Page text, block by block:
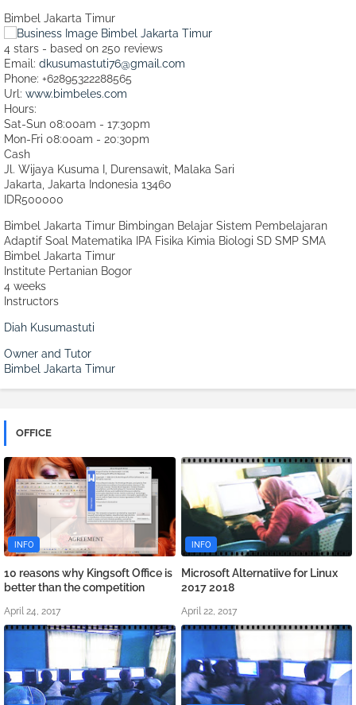
Bimbel Jakarta Timur
4 stars - based on 250 reviews
Email: dkusumastuti76@gmail.com
Phone: +62895322288565
Url: www.bimbeles.com
Hours:
Sat-Sun 08:00am - 17:30pm
Mon-Fri 08:00am - 20:30pm
Cash
Jl. Wijaya Kusuma I, Durensawit, Malaka Sari
Jakarta, Jakarta Indonesia 13460
IDR500000
Bimbel Jakarta Timur Bimbingan Belajar Sistem Pembelajaran
Adaptif Soal Matematika IPA Fisika Kimia Biologi SD SMP SMA
Bimbel Jakarta Timur
Institute Pertanian Bogor
4 weeks
Instructors
Diah Kusumastuti
Owner and Tutor
Bimbel Jakarta Timur
OFFICE
INFO
10 reasons why Kingsoft Office is
better than the competition
April 24, 2017
INFO
Microsoft Alternatiive for Linux
2017 2018
April 22, 2017